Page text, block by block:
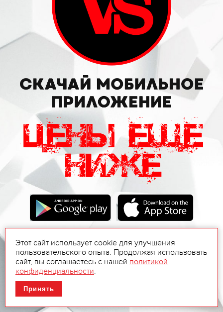
Этот сайт использует cookie для улучшения
пользовательского опыта. Продолжая использовать
сайт, вы соглашаетесь с нашей политикой
конфиденциальности.
Принять